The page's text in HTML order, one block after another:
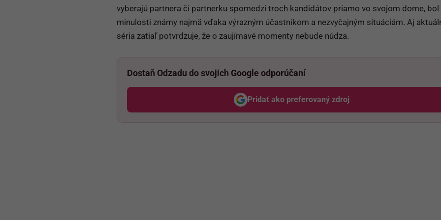
vyberajú partnera či partnerku spomedzi troch kandidátov priamo vo svojom dome, bol
minulosti známy najmä vďaka výrazným účastníkom a nezvyčajným situáciám. Aj
séria zatiaľ potvrdzuje, že o zaujímavé momenty nebude núdza.
Dostaň Odzadu do svojich Google odporúčaní
Pridať ako preferovaný zdroj
Odzadu, odkaz sa otvorí v novom okne